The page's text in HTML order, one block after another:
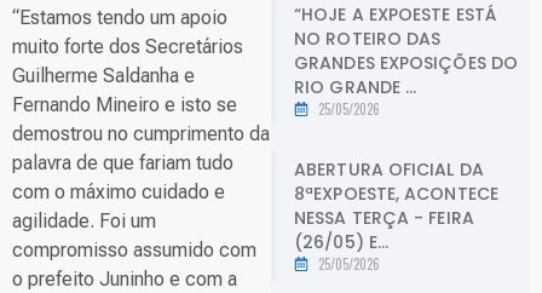
“Estamos tendo um apoio
muito forte dos Secretários
Guilherme Saldanha e
Fernando Mineiro e isto se
demostrou no cumprimento da
palavra de que fariam tudo
com o máximo cuidado e
agilidade. Foi um
compromisso assumido com
o prefeito Juninho e com a
“HOJE A EXPOESTE ESTÁ
NO ROTEIRO DAS
GRANDES EXPOSIÇÕES DO
RIO GRANDE ...
25/05/2026
ABERTURA OFICIAL DA
8ªEXPOESTE, ACONTECE
NESSA TERÇA - FEIRA
(26/05) E...
25/05/2026